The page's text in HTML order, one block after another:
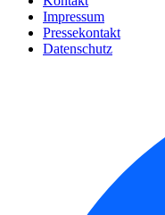
Impressum
Pressekontakt
Datenschutz